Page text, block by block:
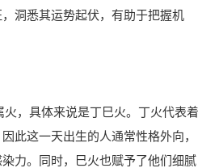
洞悉其运势起伏，有助于把握机
火，具体来说是丁巳火。丁火代表着
此这一天出生的人通常性格外向，
力。同时，巳火也赋予了他们细腻